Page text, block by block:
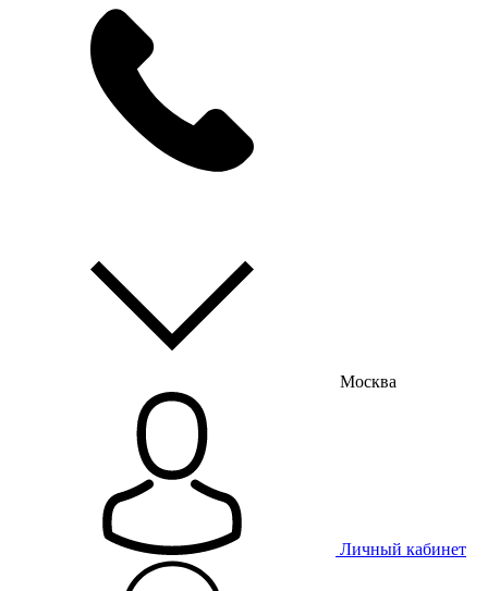
Москва
Личный кабинет